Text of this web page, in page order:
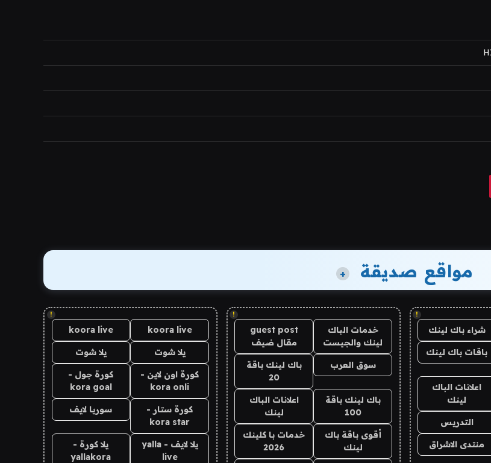
مواقع صديقة +
!
شراء باك لينك
باقات باك لينك
اعلانات الباك
لينك
التدريس
منتدى الاشراق
!
خدمات الباك
لينك والجيست
guest post
مقال ضيف
سوق العرب
باك لينك باقة
20
باك لينك باقة
100
اعلانات الباك
لينك
أقوى باقة باك
لينك
خدمات با كلينك
2026
!
koora live
koora live
يلا شوت يلا شوت
كورة اون لاين -
kora onli
كورة جول -
kora goal
كورة ستار -
kora star
سوريا لايف
يلا لايف - yalla
live
يلا كورة -
yallakora